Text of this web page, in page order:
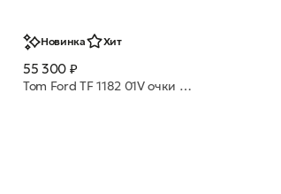
Новинка Хит
55 300 ₽
Tom Ford TF 1182 01V очки с/з